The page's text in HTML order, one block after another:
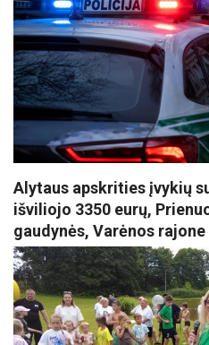
Alytaus apskrities įvykių
išviliojo 3350 eurų,
gaudynės, Varėnos